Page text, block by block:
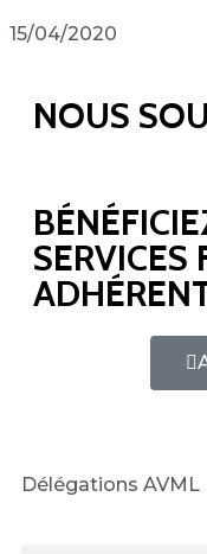
15/04/2020
NOUS
SERVICES
Délégations AVML